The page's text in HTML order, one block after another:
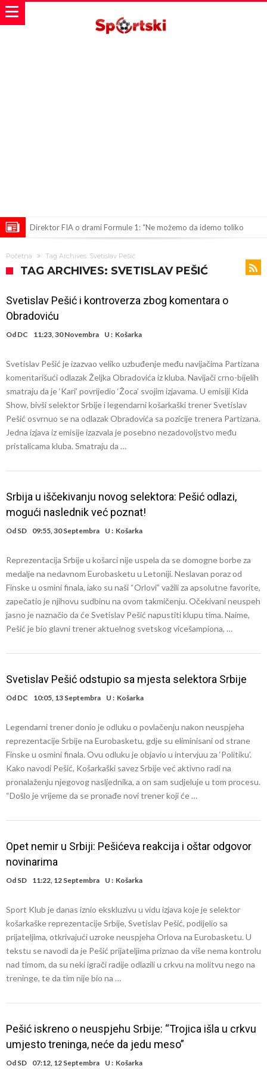
Direktor FIA o drami Formule 1: “Ne možemo da idemo toliko
Prva ponuda za Rafaela Leaa – odbijena!
Veliki udarac za Barcelonu: Junak finala Svjetskog prvenstva želi otići
zahtijeva pravdu.
Potresne scene na sahrani UFC borca! Red ljudi, muzika i aplauz koji
tjera suze
GROM USMRTIO FUDBALERA: Velika tragedija! Povrijeđeno još 12
igrača!
Mediji u Španiji konačno obznanili dugo očekivanu odluku: Vinicius
Junior je donio svoj izbor!
Početna Tag Archives: Svetislav Pešić
TAG ARCHIVES: SVETISLAV PEŠIĆ
Svetislav Pešić i kontroverza zbog komentara o
Obradoviću
Od DC 11:23, 30 Novembra U : Košarka
Svetislav Pešić je izazvao veliko uzbuđenje među navijačima Partizana
komentarišući odlazak Željka Obradovića iz kluba. Navijači crno-bijelih
smatraju da je ‘Kari’ povrijedio ‘Žoca’ svojim izjavama. U emisiji Kida
Show, bivši selektor Srbije i legendarni košarkaški trener Svetislav
Pešić osvrnuo se na odlazak Obradovića sa pozicije trenera Partizana.
Jedna izjava iz emisije izazvala je posebno nezadovoljstvo među
pristalicama kluba. Smatraju da …
Srbija u iščekivanju novog selektora: Pešić odlazi,
mogući naslednik već poznat!
Od SD 09:55, 30 Septembra U : Košarka
Reprezentacija Srbije u košarci nije uspela da se domogne borbe za
medalje na nedavnom Eurobasketu u Letoniji. Neslavan poraz od
Finske u osmini finala, iako su naši “Orlovi” važili za apsolutne favorite,
zapečatio je njihovu sudbinu na ovom takmičenju. Očekivani neuspeh
jasno je naznačio da će Svetislav Pešić napustiti klupu tima. Naime,
Pešić je bio glavni trener aktuelnog svetskog vicešampiona, …
Svetislav Pešić odstupio sa mjesta selektora Srbije
Od DC 10:05, 13 Septembra U : Košarka
Legendarni trener donio je odluku o povlačenju nakon neuspjeha
reprezentacije Srbije na Eurobasketu, gdje su eliminisani od strane
Finske u osmini finala. Ovu odluku je objavio u intervjuu za ‘Politiku’.
Kako navodi Pešić, Košarkaški savez Srbije već aktivno radi na
pronalaženju njegovog nasljednika, a on sam sudjeluje u tom procesu.
“Došlo je vrijeme da se pronađe novi trener koji će …
Opet nemir u Srbiji: Pešićeva reakcija i oštar odgovor
novinarima
Od SD 11:22, 12 Septembra U : Košarka
Sport Klub je danas iznio ekskluzivu u vidu izjava koje je selektor
košarkaške reprezentacije Srbije, Svetislav Pešić, podijelio sa
prijateljima, otkrivajući uzroke neuspjeha Orlova na Eurobasketu. U
tekstu se navodi da je Pešić prijateljima priznao da više nema kontrolu
nad timom, da su neki igrači radije odlazili u crkvu na molitvu nego na
treninge, te da tim nije bio na …
Pešić iskreno o neuspjehu Srbije: “Trojica išla u crkvu
umjesto treninga, neće da jedu meso”
Od SD 07:12, 12 Septembra U : Košarka